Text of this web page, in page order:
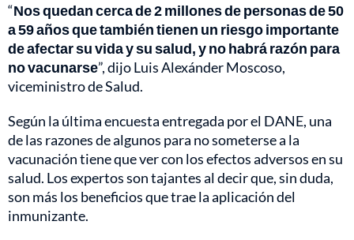
“Nos quedan cerca de 2 millones de personas de 50
a 59 años que también tienen un riesgo importante
de afectar su vida y su salud, y no habrá razón para
no vacunarse”, dijo Luis Alexánder Moscoso,
viceministro de Salud.
Según la última encuesta entregada por el DANE, una
de las razones de algunos para no someterse a la
vacunación tiene que ver con los efectos adversos en su
salud. Los expertos son tajantes al decir que, sin duda,
son más los beneficios que trae la aplicación del
inmunizante.